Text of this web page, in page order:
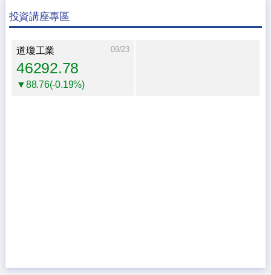
投資講座專區
道瓊工業 09/23
46292.78
▼88.76(-0.19%)